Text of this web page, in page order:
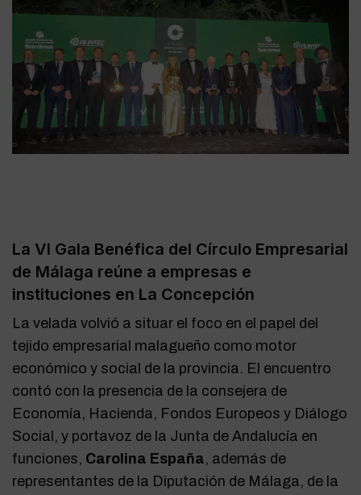
La VI Gala Benéfica del Círculo Empresarial
de Málaga reúne a empresas e
instituciones en La Concepción
La velada volvió a situar el foco en el papel del
tejido empresarial malagueño como motor
económico y social de la provincia. El encuentro
contó con la presencia de la consejera de
Economía, Hacienda, Fondos Europeos y Diálogo
Social, y portavoz de la Junta de Andalucía en
funciones, Carolina España, además de
representantes de la Diputación de Málaga, de la